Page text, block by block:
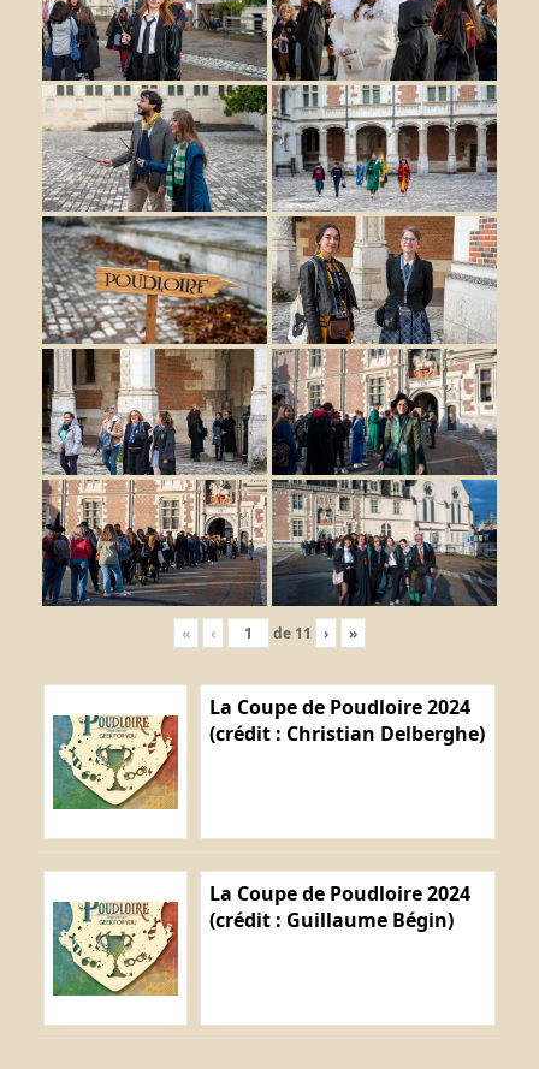
« ‹ de 11 › »
La Coupe de Poudloire 2024
(crédit : Christian Delberghe)
La Coupe de Poudloire 2024
(crédit : Guillaume Bégin)